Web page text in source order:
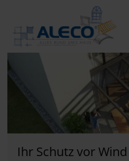
zur Top-Navigation
zur Hauptnavigation
Inhalt springen
Hauptnavigation
Ihr Schutz vor